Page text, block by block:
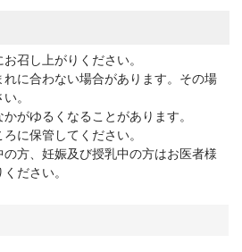
召し上がりください。
に合わない場合があります。その場
。
がゆるくなることがあります。
に保管してください。
方、妊娠及び授乳中の方はお医者様
ださい。